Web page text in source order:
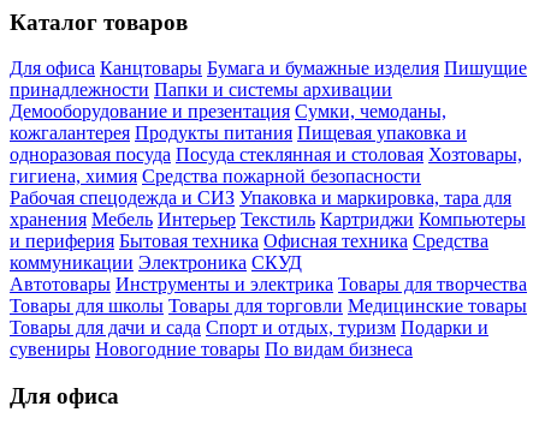
Каталог товаров
Для офиса Канцтовары Бумага и бумажные изделия Пишущие
принадлежности Папки и системы архивации
Демооборудование и презентация Сумки, чемоданы,
кожгалантерея Продукты питания Пищевая упаковка и
одноразовая посуда Посуда стеклянная и столовая Хозтовары,
гигиена, химия Средства пожарной безопасности
Рабочая спецодежда и СИЗ Упаковка и маркировка, тара для
хранения Мебель Интерьер Текстиль Картриджи Компьютеры
и периферия Бытовая техника Офисная техника Средства
коммуникации Электроника СКУД
Автотовары Инструменты и электрика Товары для творчества
Товары для школы Товары для торговли Медицинские товары
Товары для дачи и сада Спорт и отдых, туризм Подарки и
сувениры Новогодние товары По видам бизнеса
Для офиса